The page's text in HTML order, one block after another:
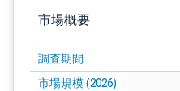
市場概要
調査期間
市場規模 (2026)